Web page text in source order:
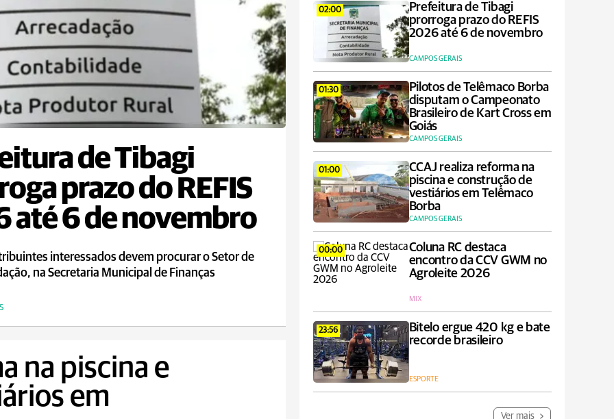
de Tibagi
prazo do REFIS
até 6 de novembro
interessados devem procurar o Setor de
na Secretaria Municipal de Finanças
02:00
Prefeitura de Tibagi
prorroga prazo do REFIS
2026 até 6 de novembro
CAMPOS GERAIS
01:30
Pilotos de Telêmaco Borba
disputam o Campeonato
Brasileiro de Kart Cross em
Goiás
CAMPOS GERAIS
01:00
CCAJ realiza reforma na
piscina e construção de
vestiários em Telêmaco
Borba
CAMPOS GERAIS
00:00
Coluna RC destaca
encontro da CCV GWM no
Agroleite 2026
MIX
23:56
Bitelo ergue 420 kg e bate
recorde brasileiro
ESPORTE
Ver mais
na piscina e
em